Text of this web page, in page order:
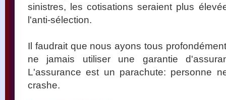
sinistres, les cotisations seraient plus
l'anti-sélection.
Il faudrait que nous ayons tous
ne jamais utiliser une garantie
L'assurance est un parachute: personne
crashe.